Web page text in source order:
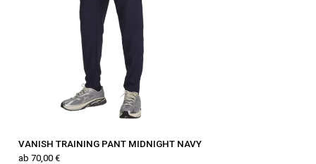
VANISH TRAINING PANT MIDNIGHT NAVY
ab 70,00 €